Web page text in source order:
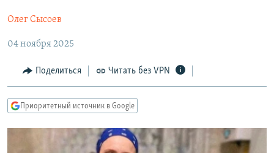
навигации
Вернутся
поиску
IDEL.РЕАЛИИ
КАВКАЗ.РЕАЛИИ
СИБИРЬ.РЕАЛИИ
РАСПИСАНИЕ ВЕЩАНИЯ
Олег Сысоев
04 ноября 2025
Поделиться Читать без VPN
Приоритетный источник в Google